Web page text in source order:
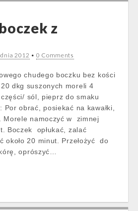
z
2012 • 0 Comments
chudego boczku bez kości
dkg suszonych moreli 4
sól, pieprz do smaku
Por obrać, posiekać na kawałki,
Morele namoczyć w zimnej
Boczek opłukać, zalać
około 20 minut. Przełożyć do
oprószyć…